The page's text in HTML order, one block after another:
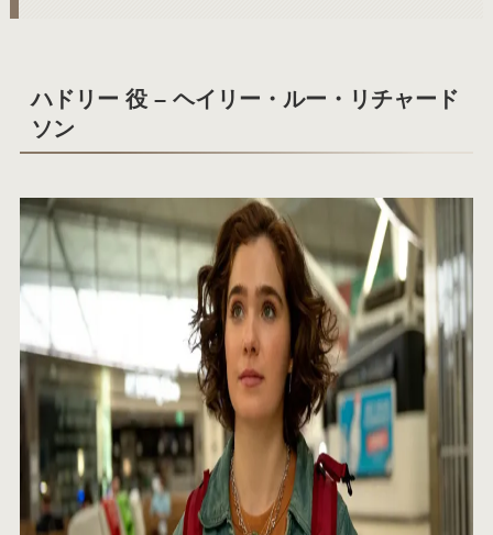
ハドリー 役 – ヘイリー・ルー・リチャード
ソン